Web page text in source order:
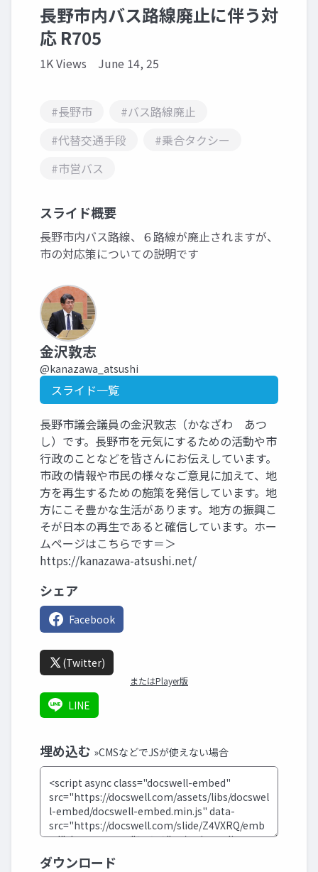
長野市内バス路線廃止に伴う対
応 R705
1K Views June 14, 25
#長野市
#バス路線廃止
#代替交通手段
#乗合タクシー
#市営バス
スライド概要
長野市内バス路線、６路線が廃止されますが、
市の対応策についての説明です
金沢敦志
@kanazawa_atsushi
スライド一覧
長野市議会議員の金沢敦志（かなざわ あつ
し）です。長野市を元気にするための活動や市
行政のことなどを皆さんにお伝えしています。
市政の情報や市民の様々なご意見に加えて、地
方を再生するための施策を発信しています。地
方にこそ豊かな生活があります。地方の振興こ
そが日本の再生であると確信しています。ホー
ムページはこちらです＝＞
https://kanazawa-atsushi.net/
シェア
Facebook
(Twitter)
またはPlayer版
LINE
埋め込む »CMSなどでJSが使えない場合
ダウンロード